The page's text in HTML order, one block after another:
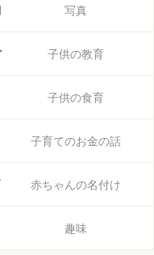
写真
子供の教育
子供の食育
子育てのお金の話
赤ちゃんの名付け
趣味